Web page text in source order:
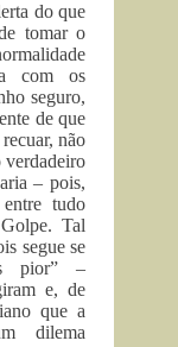
do que
tomar o
com os
seguro,
de que
não
verdadeiro
– pois,
tudo
Tal
segue se
pior” –
e, de
que a
dilema